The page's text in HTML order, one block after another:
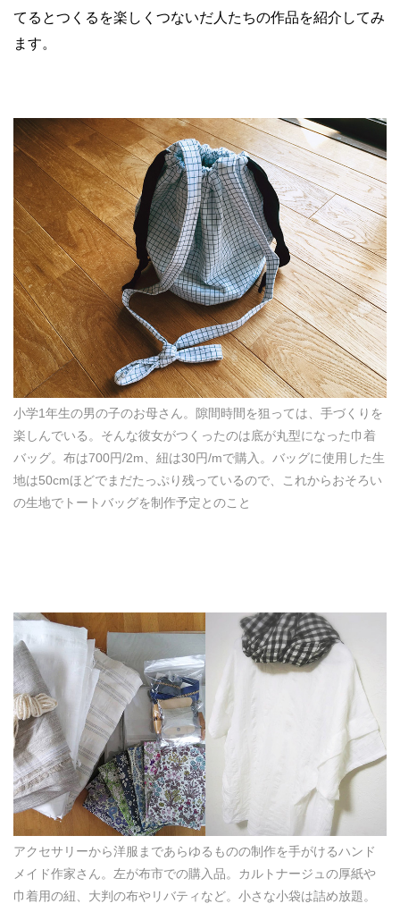
てるとつくるを楽しくつないだ人たちの作品を紹介してみ
ます。
小学1年生の男の子のお母さん。隙間時間を狙っては、手づくりを
楽しんでいる。そんな彼女がつくったのは底が丸型になった巾着
バッグ。布は700円/2m、紐は30円/mで購入。バッグに使用した生
地は50cmほどでまだたっぷり残っているので、これからおそろい
の生地でトートバッグを制作予定とのこと
アクセサリーから洋服まであらゆるものの制作を手がけるハンド
メイド作家さん。左が布市での購入品。カルトナージュの厚紙や
巾着用の紐、大判の布やリバティなど。小さな小袋は詰め放題。